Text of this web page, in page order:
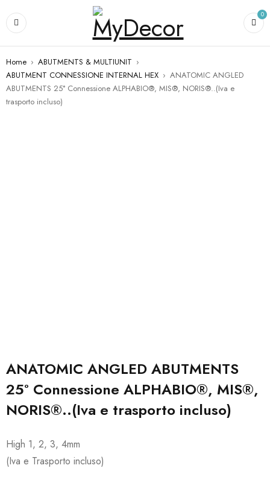
0
Home › ABUTMENTS & MULTIUNIT ›
ABUTMENT CONNESSIONE INTERNAL HEX › ANATOMIC ANGLED
ABUTMENTS 25° Connessione ALPHABIO®, MIS®, NORIS®..(Iva e
trasporto incluso)
ANATOMIC ANGLED ABUTMENTS
25° Connessione ALPHABIO®, MIS®,
NORIS®..(Iva e trasporto incluso)
High 1, 2, 3, 4mm
(Iva e Trasporto incluso)